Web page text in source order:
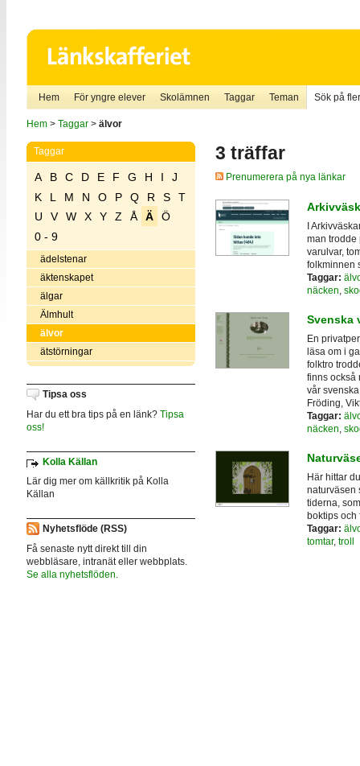
Hem För yngre elever Skolämnen Taggar Teman Sök på
Hem> Taggar> älvor
Taggar
A B C D E F G H I
J
K
L M N O P Q R S
T
U
V W X Y Z Å Ä
Ö
0 - 9
ädelstenar
äktenskapet
älgar
Älmhult
älvor
ätstörningar
Tipsa oss
Har du ett bra tips på en länk? Tipsa
oss!
Kolla Källan
Lär dig mer om källkritik på Kolla
Källan
Nyhetsflöde (RSS)
Få senaste nytt direkt till din
webbläsare, intranät eller webbplats.
Se alla nyhetsflöden.
3 träffar
Prenumerera på nya länkar
I
man trodde
varulvar,
folkminnen
Taggar:
näcken
Svenska
En
läsa om i
folktro
finns också
vår
Fröding,
Taggar:
näcken,
Här hittar
naturväsen
tiderna,
boktips och
Taggar:
tomtar, troll